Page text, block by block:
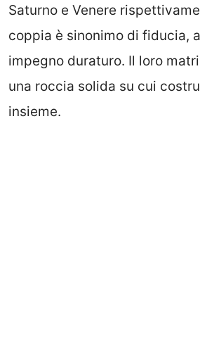
Saturno e Venere
coppia è sinonimo di fiducia,
impegno duraturo. Il loro
una roccia solida su cui
insieme.